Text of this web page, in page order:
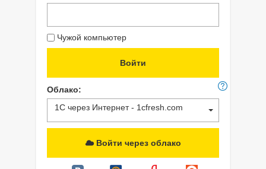
Чужой компьютер
Облако:
1С через Интернет - 1cfresh.com
Войти через облако